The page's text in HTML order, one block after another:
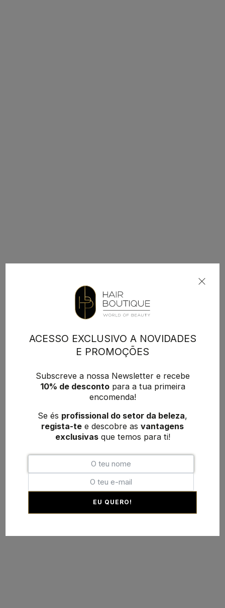
ACESSO EXCLUSIVO A NOVIDADES
E PROMOÇÕES
Subscreve a nossa Newsletter e recebe
10% de descontopara a tua primeira
encomenda!
Se és profissional do setor da beleza,
regista-te e descobre as vantagens
exclusivasque temos para ti!
EU QUERO!